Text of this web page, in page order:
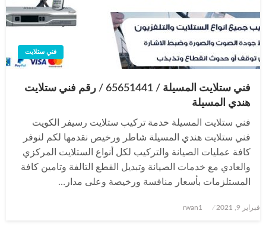
فني ستلايت
فني ستلايت المسيلة / 65651441 / رقم فني ستلايت
هندي المسيلة
فني ستلايت المسيلة خدمة تركيب ستلايت رسيفر الكويت
فني ستلايت هندي المسيلة شاطر ورخيص نقدمها لكم لنوفر
كافة عمليات الصيانة والتركيب لكل أنواع الستلايت المركزي
والعادي مع خدمات الصيانة وتبديل القطع التالفة وتامين كافة
المستلزمات بأسعار منافسة ورخيصة وعلى مدار…
نُشر
فبراير 9, 2021 rwan1